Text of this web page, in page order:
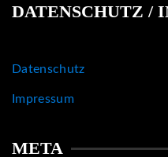
DATENSCHUTZ /
Datenschutz
Impressum
META